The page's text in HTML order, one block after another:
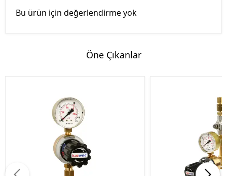
Bu ürün için değerlendirme yok
Öne Çıkanlar